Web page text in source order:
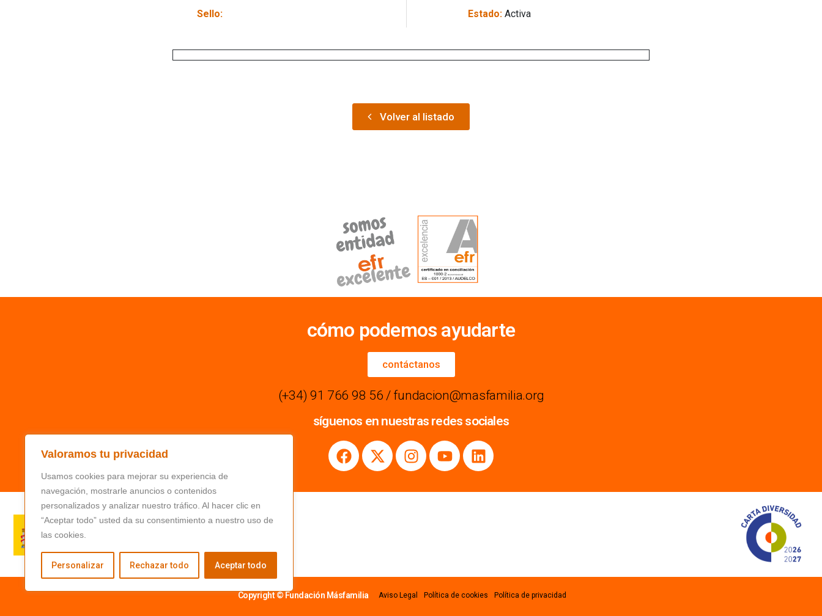
Valoramos tu privacidad
Usamos cookies para mejorar su experiencia de
navegación, mostrarle anuncios o contenidos
personalizados y analizar nuestro tráfico. Al hacer clic en
“Aceptar todo” usted da su consentimiento a nuestro uso de
las cookies.
Personalizar Rechazar todo Aceptar todo
Sello:
Estado: Activa
Volver al listado
cómo podemos ayudarte
contáctanos
(+34) 91 766 98 56 / fundacion@masfamilia.org
síguenos en nuestras redes sociales
Copyright © Fundación Másfamilia Aviso Legal Política de cookies Política de privacidad